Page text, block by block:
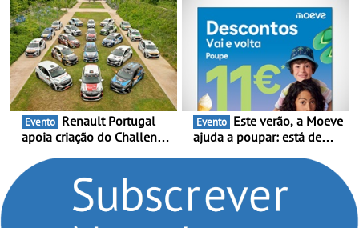
presença nacional ao lado
da mítica prova de ciclismo
e leva a sua gama SUV
multi-energia às estradas
de Portugal
Portugal Karting e mira boa
estreia - O Campeonato
Portugal Karting 2026
decorre entre 1 de Março e
6 de Setembro
Evento
apoia criação do Challenge
compromisso com o
automobilismo nacional
continua em 2026
Evento
ajuda a poupar: está de
Volta” com descontos de